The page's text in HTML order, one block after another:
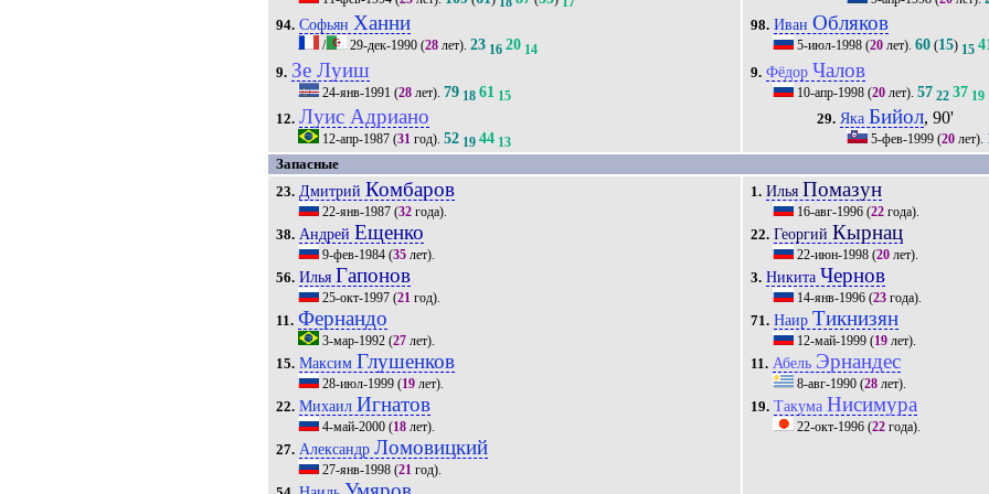
94. СофьянХанни
/ 29-дек-1990 (28 лет).23 16 20 14
9. Зе Луиш
24-янв-1991 (28 лет).79 18 61 15
12. Луис Адриано
12-апр-1987 (31 год).52 19 44 13
98. ИванОбляков
5-июл-1998 (20 лет).60 (15) 15
9. Фёдор Чалов
10-апр-1998 (20 лет).57 22 37 19
29. Яка Бийол, 90'
5-фев-1999(20лет).
Запасные
23. Дмитрий Комбаров
22-янв-1987 (32 года).
38. Андрей Ещенко
9-фев-1984 (35 лет).
56. Илья Гапонов
25-окт-1997 (21 год).
11. Фернандо
3-мар-1992 (27 лет).
15. Максим Глушенков
28-июл-1999 (19 лет).
22. Михаил Игнатов
4-май-2000 (18 лет).
27. АлександрЛомовицкий
27-янв-1998 (21 год).
1. Илья Помазун
16-авг-1996 (22 года).
22. Георгий Кырнац
22-июн-1998 (20 лет).
3. Никита Чернов
14-янв-1996 (23 года).
71. НаирТикнизян
12-май-1999 (19 лет).
11. Абель Эрнандес
8-авг-1990 (28 лет).
19. Такума Нисимура
22-окт-1996 (22 года).